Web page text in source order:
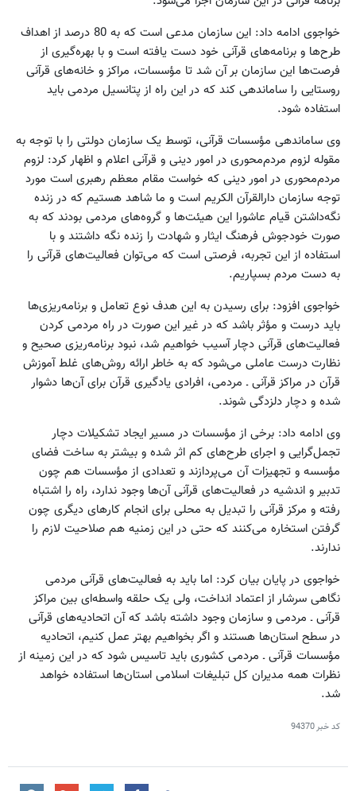
خواجوی ادامه داد: این سازمان مدعی است که به 80 درصد از اهداف
طرح‌ها و برنامه‌‌های قرآنی خود دست یافته است و با بهره‌گیری از
فرصت‌ها این سازمان بر آن شد تا مؤسسات، مراکز و خا‌نه‌های قرآنی
روستایی را ساماندهی کند که در این راه از پتانسیل مردمی باید
استفاده شود.
وی ساماندهی مؤسسات قرآنی، توسط یک سازمان دولتی را با توجه به
مقوله لزوم مردم‌محوری در امور دینی و قرآنی اعلام و اظهار کرد: لزوم
مردم‌محوری در امور دینی که خواست مقام معظم رهبری است مورد
توجه سازمان دارالقرآن الکریم است و ما شاهد هستیم که در زنده
نگه‌داشتن قیام عاشورا این هیئت‌ها و گرو‌ه‌های مردمی بودند که به
صورت خود‌جوش فرهنگ ایثار و شهادت را زنده نگه‌ داشتند و با
استفاده از این تجربه، فرصتی است که می‌توان فعالیت‌های قرآنی را
به دست مردم بسپاریم.
خواجوی افزود: برای رسیدن به این هدف نوع تعامل و برنامه‌ریزی‌ها
باید درست و مؤثر باشد که در غیر این صورت در راه مردمی کردن
فعالیت‌های قرآنی دچار آسیب‌ خواهیم شد، نبود برنامه‌ریزی صحیح و
نظارت درست عاملی می‌شود که به خاطر ارائه روش‌های غلط آموزش
قرآن در مراکز قرآنی ـ مردمی، افرادی یادگیری قرآن برای آن‌ها دشوار
شده و دچار دلزدگی شوند.
وی ادامه داد: برخی از مؤسسات در مسیر ایجاد تشکیلات دچار
تجمل‌گرایی و اجرای طرح‌های کم اثر شده و بیشتر به ساخت فضای
مؤسسه و تجهیزات آن می‌پردازند و تعدادی از مؤسسات هم چون
تدبیر و اندشیه در فعالیت‌‌های قرآنی آن‌ها وجود ندارد، راه را اشتباه
رفته و مرکز قرآنی را تبدیل به محلی برای انجام کار‌های دیگری چون
گرفتن استخاره می‌کنند که حتی در این زمنیه هم صلاحیت لازم را
ندارند.
خواجوی در پایان بیان کرد: اما باید به فعالیت‌های قرآنی مردمی
نگاهی سرشار از اعتماد انداخت، ولی یک حلقه واسطه‌ای بین مراکز
قرآنی ـ مردمی و سازمان وجود داشته باشد که آن اتحادیه‌های قرآنی
در سطح استا‌‌ن‌ها هستند و اگر بخواهیم بهتر عمل کنیم، اتحادیه
مؤسسات قرآنی ـ مردمی کشوری باید تاسیس شود که در این زمینه از
نظرات همه مدیران کل تبلیغات اسلامی استا‌ن‌ها استفاده خواهد
شد.
کد خبر94370